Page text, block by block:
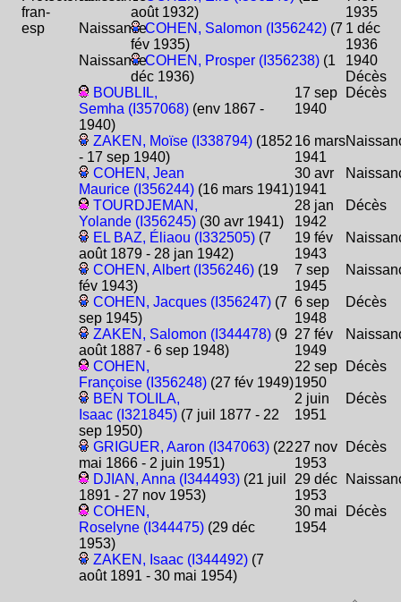
fran-
esp
août 1932)
1935
NaissanceCOHEN, Salomon (I356242)(7
fév 1935)
1 déc
1936
NaissanceCOHEN, Prosper (I356238)(1
déc 1936)
1940
Décès
BOUBLIL,
Semha (I357068) (env 1867 -
1940)
17 sep
1940
Décès
ZAKEN, Moïse (I338794) (1852
- 17 sep 1940)
16 mars
1941
COHEN, Jean
Maurice (I356244) (16 mars 1941)
30 avr
1941
TOURDJEMAN,
Yolande (I356245) (30 avr 1941)
28 jan
1942
Décès
EL BAZ, Éliaou (I332505) (7
août 1879 - 28 jan 1942)
19 fév
1943
COHEN, Albert (I356246) (19
fév 1943)
7 sep
1945
COHEN, Jacques (I356247) (7
sep 1945)
6 sep
1948
Décès
ZAKEN, Salomon (I344478) (9
août 1887 - 6 sep 1948)
27 fév
1949
COHEN,
Françoise (I356248) (27 fév 1949)
22 sep
1950
Décès
BEN TOLILA,
Isaac (I321845) (7 juil 1877 - 22
sep 1950)
2 juin
1951
Décès
GRIGUER, Aaron (I347063) (22
mai 1866 - 2 juin 1951)
27 nov
1953
Décès
DJIAN, Anna (I344493) (21 juil
1891 - 27 nov 1953)
29 déc
1953
COHEN,
Roselyne (I344475) (29 déc
1953)
30 mai
1954
Décès
ZAKEN, Isaac (I344492) (7
août 1891 - 30 mai 1954)